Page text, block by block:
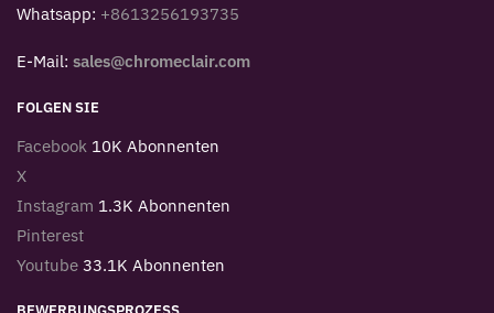
Whatsapp: +8613256193735
E-Mail: sales@chromeclair.com
FOLGEN SIE
Facebook 10K Abonnenten
X
Instagram 1.3K Abonnenten
Pinterest
Youtube 33.1K Abonnenten